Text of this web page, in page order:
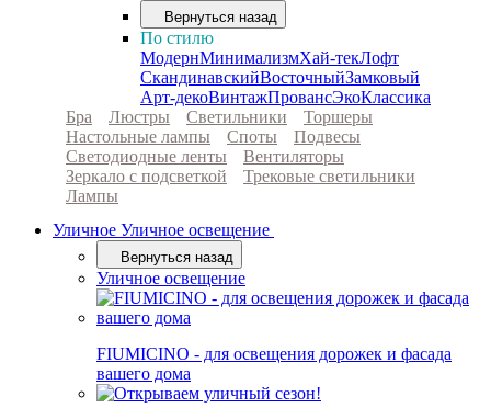
Вернуться назад
По стилю
МодернМинимализмХай-текЛофт
СкандинавскийВосточныйЗамковый
Арт-декоВинтажПровансЭкоКлассика
Бра
Люстры Светильники
Торшеры
Настольные лампы
Споты
Подвесы
Светодиодные ленты
Вентиляторы
Зеркало с подсветкой
Трековые светильники
Лампы
Уличное Уличное освещение
Вернуться назад
Уличное освещение
FIUMICINO - для освещения дорожек и фасада
вашего дома